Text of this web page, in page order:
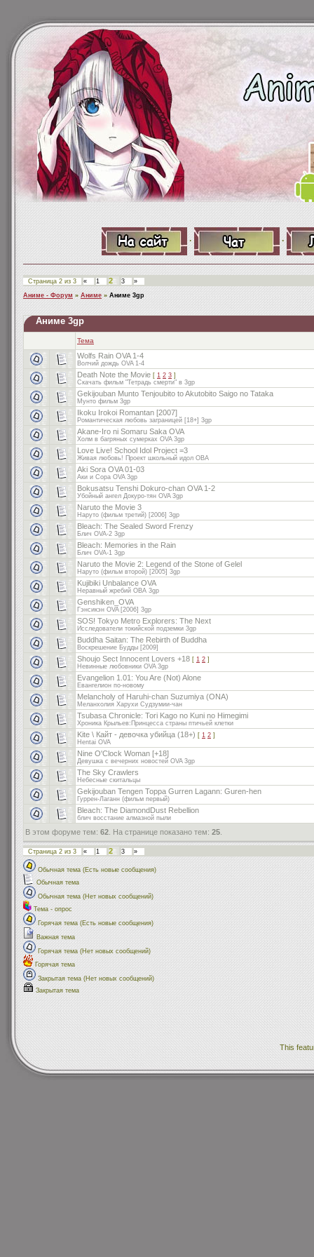
· ·
Страница 2 из 3 « 1 2 3
»
Аниме - Форум » Аниме » Аниме 3gp
Аниме 3gp
Тема
Wolfs Rain OVA 1-4
Волчий дождь OVA 1-4
Death Note the Movie [ 1 2 3 ]
Скачать фильм "Тетрадь смерти" в 3gp
Gekijouban Munto Tenjoubito to Akutobito Saigo no Tataka
Мунто фильм 3gp
Ikoku Irokoi Romantan [2007]
Романтическая любовь заграницей [18+] 3gp
Akane-Iro ni Somaru Saka OVA
Холм в багряных сумерках OVA 3gp
Love Live! School Idol Project =3
Живая любовь! Проект школьный идол ОВА
Aki Sora OVA 01-03
Аки и Сора OVA 3gp
Bokusatsu Tenshi Dokuro-chan OVA 1-2
Убойный ангел Докуро-тян OVA 3gp
Naruto the Movie 3
Наруто (фильм третий) [2006] 3gp
Bleach: The Sealed Sword Frenzy
Блич OVA-2 3gp
Bleach: Memories in the Rain
Блич OVA-1 3gp
Naruto the Movie 2: Legend of the Stone of Gelel
Наруто (фильм второй) [2005] 3gp
Kujibiki Unbalance OVA
Неравный жребий ОВА 3gp
Genshiken_OVA
Гэнсикэн OVA [2006] 3gp
SOS! Tokyo Metro Explorers: The Next
Исследователи токийской подземки 3gp
Buddha Saitan: The Rebirth of Buddha
Воскрешение Будды [2009]
Shoujo Sect Innocent Lovers +18 [ 1 2 ]
Невинные любовники OVA 3gp
Evangelion 1.01: You Are (Not) Alone
Евангелион по-новому
Melancholy of Haruhi-chan Suzumiya (ONA)
Меланхолия Харухи Судзумии-чан
Tsubasa Chronicle: Tori Kago no Kuni no Himegimi
Хроника Крыльев:Принцесса страны птичьей клетки
Kite \ Кайт - девочка убийца (18+) [ 1 2 ]
Hentai OVA
Nine O'Clock Woman [+18]
Девушка с вечерних новостей OVA 3gp
The Sky Crawlers
Небесные скитальцы
Gekijouban Tengen Toppa Gurren Lagann: Guren-hen
Гуррен-Лаганн (фильм первый)
Bleach: The DiamondDust Rebellion
блич восстание алмазной пыли
В этом форуме тем: 62 . На странице показано тем: 25
Страница 2 из 3 « 1 2 3 »
Обычная тема (Есть новые сообщения)
Обычная тема
Обычная тема (Нет новых сообщений)
Тема - опрос
Горячая тема (Есть новые сообщения)
Важная тема
Горячая тема (Нет новых сообщений)
Горячая тема
Закрытая тема (Нет новых сообщений)
Закрытая тема
This